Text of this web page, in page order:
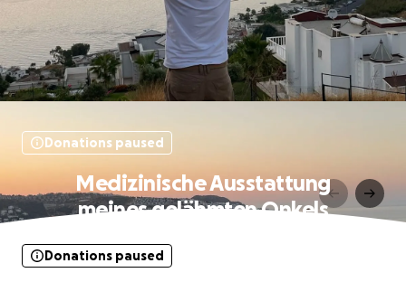
Donations paused
Medizinische Ausstattung
meines gelähmten Onkels
Donations paused